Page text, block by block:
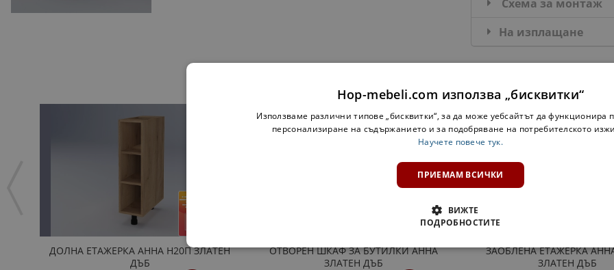
Схема за монтаж
На изплащане
ДОЛНА ЕТАЖЕРКА АННА Н20П ЗЛАТЕН
ДЪБ
ОТВОРЕН ШКАФ ЗА БУТИЛКИ АННА
ЗЛАТЕН ДЪБ
ЗАОБЛЕНА ЕТАЖЕРКА
ЗЛАТЕН ДЪБ
Hop-mebeli.com използва „бисквитки“
Използваме различни типове „бисквитки“, за да може уебсайтът да функционира
персонализиране на съдържанието и за подобряване на потребителското
Научете повече тук.
ПРИЕМАМ ВСИЧКИ
ВИЖТЕ
ПОДРОБНОСТИТЕ